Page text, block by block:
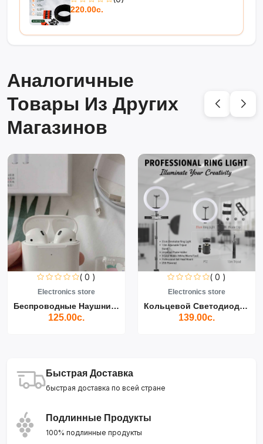
220.00с.
Аналогичные
Товары Из Других
Магазинов
( 0 )
Electronics store
Беспроводные Наушники Air...
125.00с.
( 0 )
Electronics store
Кольцевой Светодиодный Св...
139.00с.
Быстрая Доставка
быстрая доставка по всей стране
Подлинные Продукты
100% подлинные продукты